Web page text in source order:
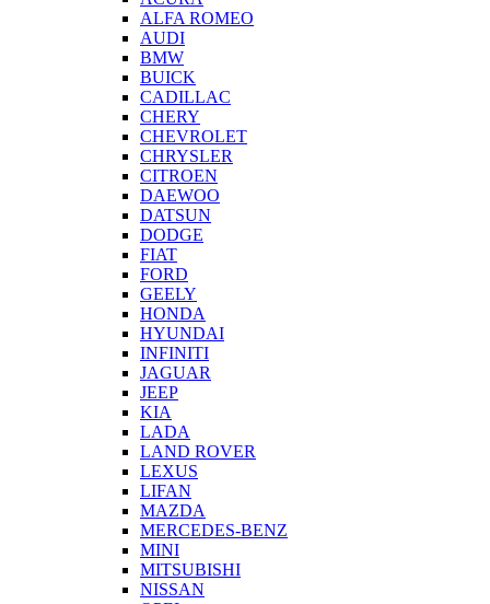
ALFA ROMEO
AUDI
BMW
BUICK
CADILLAC
CHERY
CHEVROLET
CHRYSLER
CITROEN
DAEWOO
DATSUN
DODGE
FIAT
FORD
GEELY
HONDA
HYUNDAI
INFINITI
JAGUAR
JEEP
KIA
LADA
LAND ROVER
LEXUS
LIFAN
MAZDA
MERCEDES-BENZ
MINI
MITSUBISHI
NISSAN